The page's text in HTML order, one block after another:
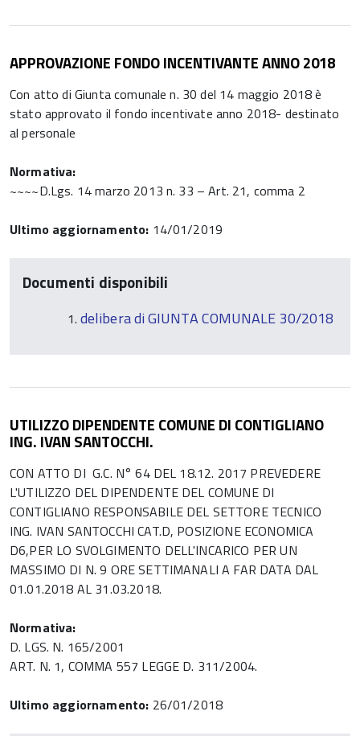
APPROVAZIONE FONDO INCENTIVANTE ANNO 2018
Con atto di Giunta comunale n. 30 del 14 maggio 2018 è
stato approvato il fondo incentivate anno 2018- destinato
al personale
Normativa:
~~~~D.Lgs. 14 marzo 2013 n. 33 – Art. 21, comma 2
Ultimo aggiornamento: 14/01/2019
Documenti disponibili
delibera di GIUNTA COMUNALE 30/2018
UTILIZZO DIPENDENTE COMUNE DI CONTIGLIANO
ING. IVAN SANTOCCHI.
CON ATTO DI G.C. N° 64 DEL 18.12. 2017 PREVEDERE
L'UTILIZZO DEL DIPENDENTE DEL COMUNE DI
CONTIGLIANO RESPONSABILE DEL SETTORE TECNICO
ING. IVAN SANTOCCHI CAT.D, POSIZIONE ECONOMICA
D6,PER LO SVOLGIMENTO DELL'INCARICO PER UN
MASSIMO DI N. 9 ORE SETTIMANALI A FAR DATA DAL
01.01.2018 AL 31.03.2018.
Normativa:
D. LGS. N. 165/2001
ART. N. 1, COMMA 557 LEGGE D. 311/2004.
Ultimo aggiornamento: 26/01/2018